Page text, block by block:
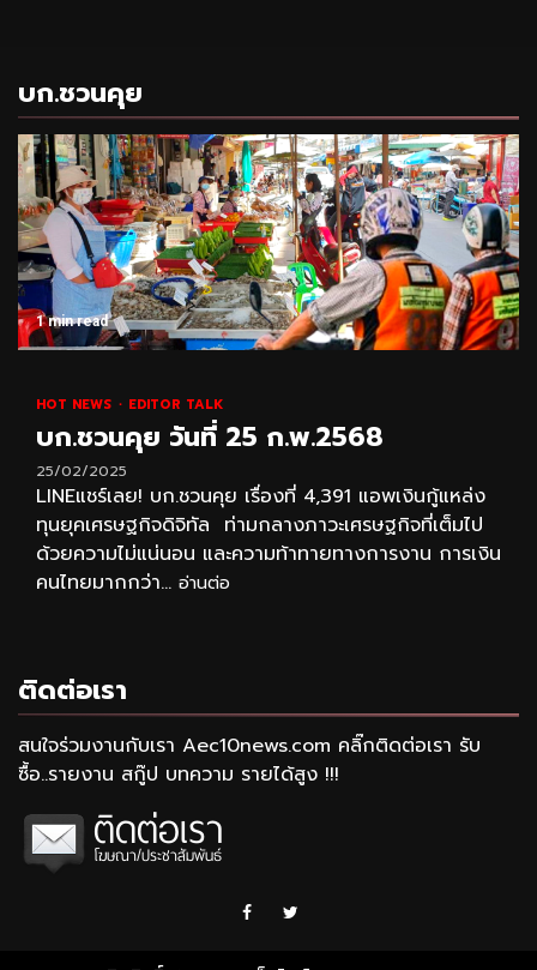
บก.ชวนคุย
1 min read
HOT NEWS EDITOR TALK
บก.ชวนคุย วันที่ 25 ก.พ.2568
25/02/2025
LINEแชร์เลย! บก.ชวนคุย เรื่องที่ 4,391 แอพเงินกู้แหล่ง
ทุนยุคเศรษฐกิจดิจิทัล ท่ามกลางภาวะเศรษฐกิจที่เต็มไป
ด้วยความไม่แน่นอน และความท้าทายทางการงาน การเงิน
คนไทยมากกว่า... อ่านต่อ
ติดต่อเรา
สนใจร่วมงานกับเรา Aec10news.com คลิ๊กติดต่อเรา รับ
ซื้อ..รายงาน สกู๊ป บทความ รายได้สูง !!!
Facebook
Twitter